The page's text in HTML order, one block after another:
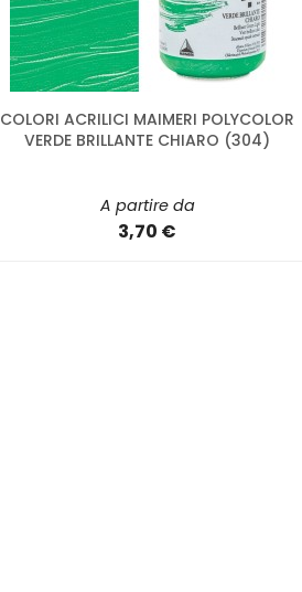
COLORI ACRILICI MAIMERI POLYCOLOR
VERDE BRILLANTE CHIARO (304)
A partire da
3,70 €